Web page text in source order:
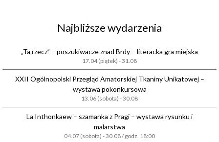
Najbliższe wydarzenia
„Ta rzecz” – poszukiwacze znad Brdy – literacka gra miejska
17.04 (piątek) - 31.08
XXII Ogólnopolski Przegląd Amatorskiej Tkaniny Unikatowej –
wystawa pokonkursowa
13.06 (sobota) - 30.08
La Inthonkaew – szamanka z Pragi – wystawa rysunku i
malarstwa
04.07 (sobota) - 30.08 / godz. 18:00